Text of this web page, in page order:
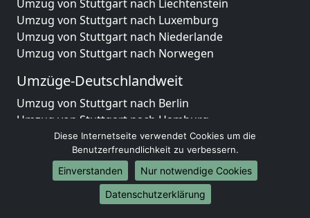
Umzug von Stuttgart nach Liechtenstein
Umzug von Stuttgart nach Luxemburg
Umzug von Stuttgart nach Niederlande
Umzug von Stuttgart nach Norwegen
Umzüge-Deutschlandweit
Umzug von Stuttgart nach Berlin
Umzug von Stuttgart nach Hamburg
Umzug von Stuttgart nach München
Umzug von Stuttgart nach Köln
Umzug von Stuttgart nach Frankfurt am Main
Umzug von Stuttgart nach Stuttgart
Umzug von Stuttgart nach Düsseldorf
Diese Internetseite verwendet Cookies um die
Benutzerfreundlichkeit zu verbessern.
Einverstanden
Nur notwendige Cookies
Datenschutzerklärung